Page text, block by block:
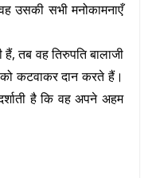
उसकी सभी मनोकामनाएँ
हैं, तब वह तिरुपति बालाजी
कटवाकर दान करते हैं।
है कि वह अपने अहम